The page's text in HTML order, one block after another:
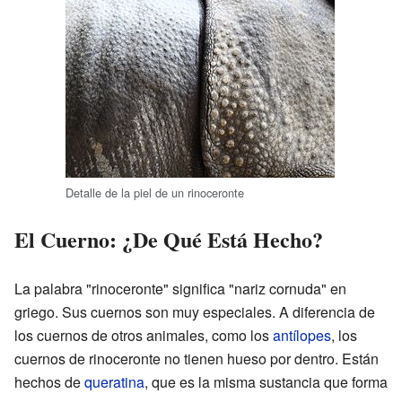
Detalle de la piel de un rinoceronte
El Cuerno: ¿De Qué Está Hecho?
La palabra "rinoceronte" significa "nariz cornuda" en
griego. Sus cuernos son muy especiales. A diferencia de
los cuernos de otros animales, como losantílopes, los
cuernos de rinoceronte no tienen hueso por dentro. Están
hechos dequeratina, que es la misma sustancia que forma